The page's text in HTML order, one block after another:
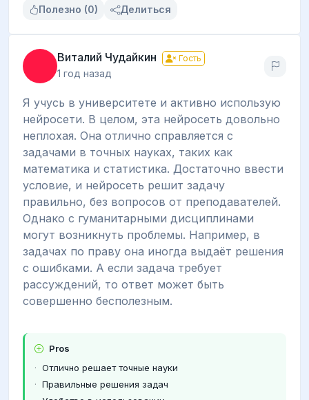
Полезно (0) Делиться
Виталий Чудайкин Гость
1 год назад
Я учусь в университете и активно использую
нейросети. В целом, эта нейросеть довольно
неплохая. Она отлично справляется с
задачами в точных науках, таких как
математика и статистика. Достаточно ввести
условие, и нейросеть решит задачу
правильно, без вопросов от преподавателей.
Однако с гуманитарными дисциплинами
могут возникнуть проблемы. Например, в
задачах по праву она иногда выдаёт решения
с ошибками. А если задача требует
рассуждений, то ответ может быть
совершенно бесполезным.
Pros
Отлично решает точные науки
Правильные решения задач